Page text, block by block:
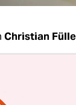
Christian